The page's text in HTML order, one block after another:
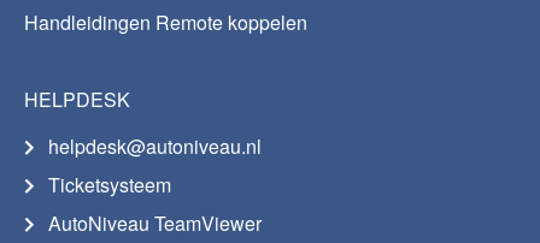
Handleidingen Remote koppelen
HELPDESK
helpdesk@autoniveau.nl
Ticketsysteem
AutoNiveau TeamViewer